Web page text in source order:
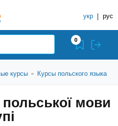
укр | рус
0
курсы » Курсы польского языка
мови